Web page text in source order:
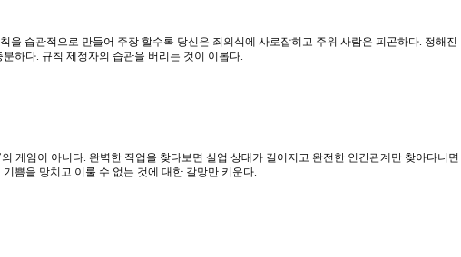
을 습관적으로 만들어 주장 할수록 당신은 죄의식에 사로잡히고 주위 사람은 피곤하다. 정해진
하다. 규칙 제정자의 습관을 버리는 것이 이롭다.
의 게임이 아니다. 완벽한 직업을 찾다보면 실업 상태가 길어지고 완전한 인간관계만 찾아다니면
쁨을 망치고 이룰 수 없는 것에 대한 갈망만 키운다.